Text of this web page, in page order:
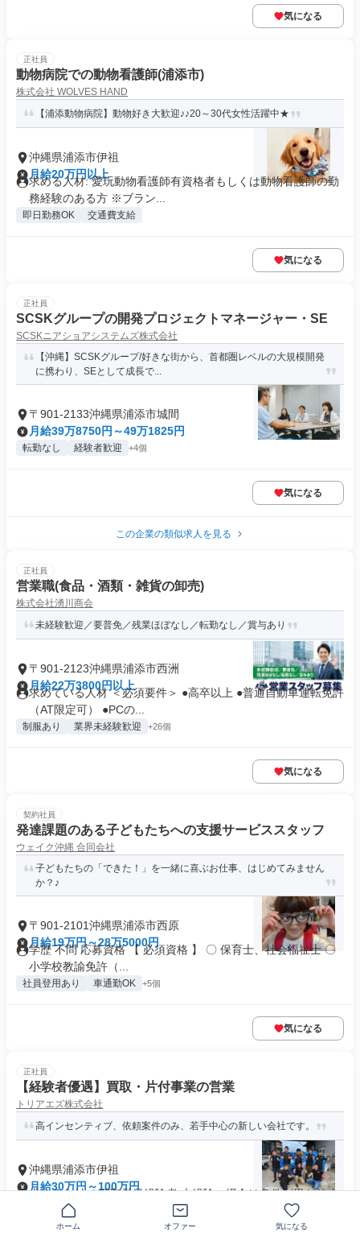
気になる
正社員
動物病院での動物看護師(浦添市)
株式会社 WOLVES HAND
【浦添動物病院】動物好き大歓迎♪♪20～30代女性活躍中★
沖縄県浦添市伊祖
月給20万円以上
求める人材: 愛玩動物看護師有資格者もしくは動物看護師の勤
務経験のある方 ※ブラン...
即日勤務OK 交通費支給
気になる
正社員
SCSKグループの開発プロジェクトマネージャー・SE
SCSKニアショアシステムズ株式会社
【沖縄】SCSKグループ/好きな街から、首都圏レベルの大規模開発
に携わり、SEとして成長で...
〒901-2133沖縄県浦添市城間
月給39万8750円～49万1825円
転勤なし 経験者歓迎 +4個
気になる
この企業の類似求人を見る
正社員
営業職(食品・酒類・雑貨の卸売)
株式会社湧川商会
未経験歓迎／要普免／残業ほぼなし／転勤なし／賞与あり
〒901-2123沖縄県浦添市西洲
月給22万3800円以上
求めている人材 ＜必須要件＞ ●高卒以上 ●普通自動車運転免許
（AT限定可） ●PCの...
制服あり 業界未経験歓迎 +26個
気になる
契約社員
発達課題のある子どもたちへの支援サービススタッフ
ウェイク沖縄 合同会社
子どもたちの「できた！」を一緒に喜ぶお仕事、はじめてみません
か？♪
〒901-2101沖縄県浦添市西原
月給19万円～28万5000円
学歴 不問 応募資格 【 必須資格 】 〇 保育士、社会福祉士 〇
小学校教諭免許（...
社員登用あり 車通勤OK +5個
気になる
正社員
【経験者優遇】買取・片付事業の営業
トリアエズ株式会社
高インセンティブ、依頼案件のみ、若手中心の新しい会社です。
沖縄県浦添市伊祖
月給30万円～100万円
求める人材: * 買取営業経験者 未経験の場合は条件が異なりま
すのでお問い合わせく...
即日勤務OK
ホーム オファー 気になる